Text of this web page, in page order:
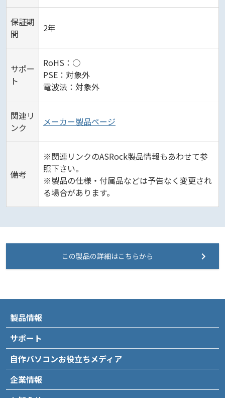
保証期
間
2年
サポー
ト
RoHS：○
PSE：対象外
電波法：対象外
関連リ
ンク
メーカー製品ページ
備考
※関連リンクのASRock製品情報もあわせて参
照下さい。
※製品の仕様・付属品などは予告なく変更され
る場合があります。
この製品の詳細はこちらから
製品情報
サポート
自作パソコンお役立ちメディア
企業情報